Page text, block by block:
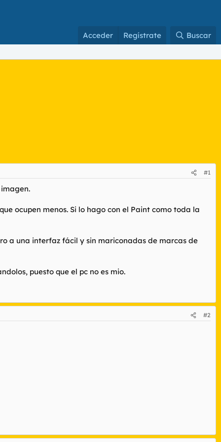
Acceder Regístrate Buscar
#1
ocupen menos. Si lo hago con el Paint como toda la
a una interfaz fácil y sin mariconadas de marcas de
puesto que el pc no es mio.
#2